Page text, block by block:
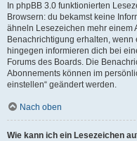
In phpBB 3.0 funktionierten
Browsern: du bekamst keine
ähneln Lesezeichen mehr einem
Benachrichtigung erhalten,
hingegen informieren dich bei
Forums des Boards. Die
Abonnements können im
einstellen“ geändert werden.
Nach oben
Wie kann ich ein Lesezeichen